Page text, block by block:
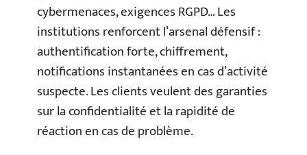
cybermenaces, exigences RGPD… Les
institutions renforcent l’arsenal défensif :
authentification forte, chiffrement,
notifications instantanées en cas d’activité
suspecte. Les clients veulent des garanties
sur la confidentialité et la rapidité de
réaction en cas de problème.